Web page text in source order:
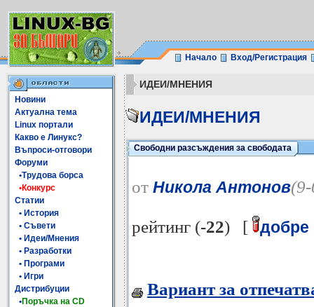
Начало Вход/Регистрация
Новини
Актуална тема
Linux портали
Какво е Линукс?
Въпроси-отговори
Форуми
•Трудова борса
•Конкурс
Статии
• История
• Съвети
• Идеи/Мнения
• Разработки
• Програми
• Игри
Дистрибуции
•Поръчка на CD
ИДЕИ/МНЕНИЯ
ИДЕИ/МНЕНИЯ
Свободни разсъждения за свободата
от Никола Антонов
рейтинг (-22) [ добре
Вариант за